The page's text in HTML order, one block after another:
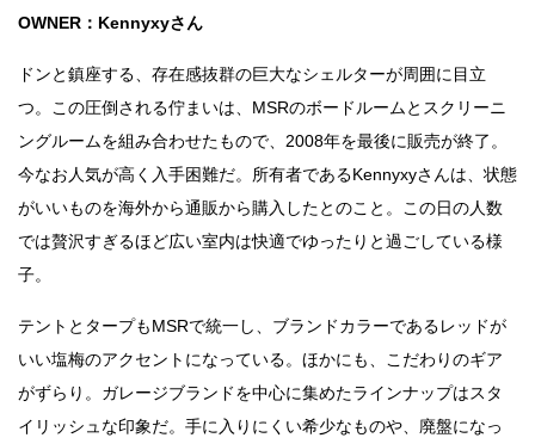
OWNER：Kennyxyさん
ドンと鎮座する、存在感抜群の巨大なシェルターが周囲に目立
つ。この圧倒される佇まいは、MSRのボードルームとスクリーニ
ングルームを組み合わせたもので、2008年を最後に販売が終了。
今なお人気が高く入手困難だ。所有者であるKennyxyさんは、状態
がいいものを海外から通販から購入したとのこと。この日の人数
では贅沢すぎるほど広い室内は快適でゆったりと過ごしている様
子。
テントとタープもMSRで統一し、ブランドカラーであるレッドが
いい塩梅のアクセントになっている。ほかにも、こだわりのギア
がずらり。ガレージブランドを中心に集めたラインナップはスタ
イリッシュな印象だ。手に入りにくい希少なものや、廃盤になっ